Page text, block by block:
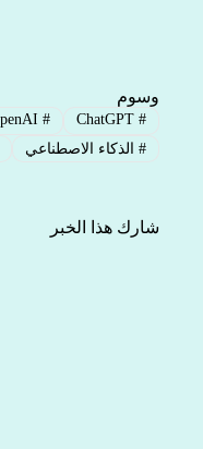
وسوم
#
ChatGPT
#
OpenAI
#الذكاء الاصطناعي
شارك هذا الخبر